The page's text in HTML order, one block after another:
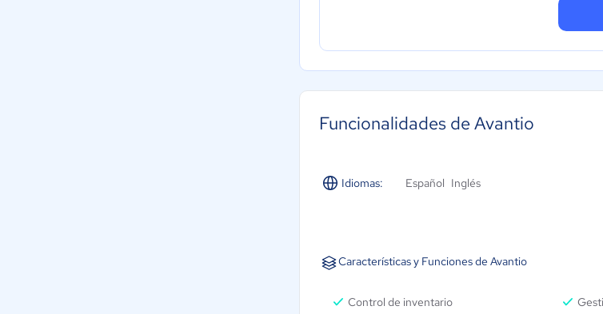
Funcionalidades de Avantio
Idiomas: Español Inglés
Características y Funciones de Avantio
Control de inventario